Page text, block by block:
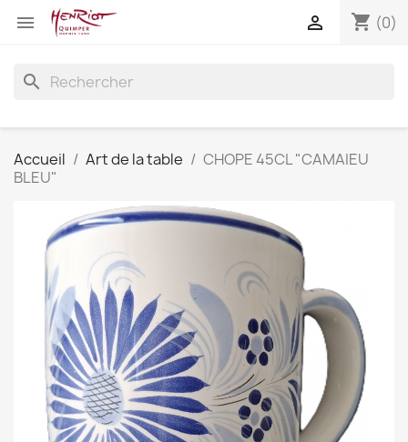
 shopping_cart (0)

search
Accueil Art de la table
CHOPE 45CL "CAMAIEU
BLEU"